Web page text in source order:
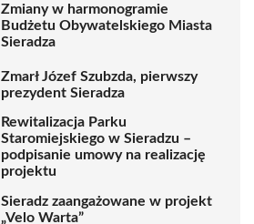
Zmiany w harmonogramie
Budżetu Obywatelskiego Miasta
Sieradza
Zmarł Józef Szubzda, pierwszy
prezydent Sieradza
Rewitalizacja Parku
Staromiejskiego w Sieradzu –
podpisanie umowy na realizację
projektu
Sieradz zaangażowane w projekt
„Velo Warta”